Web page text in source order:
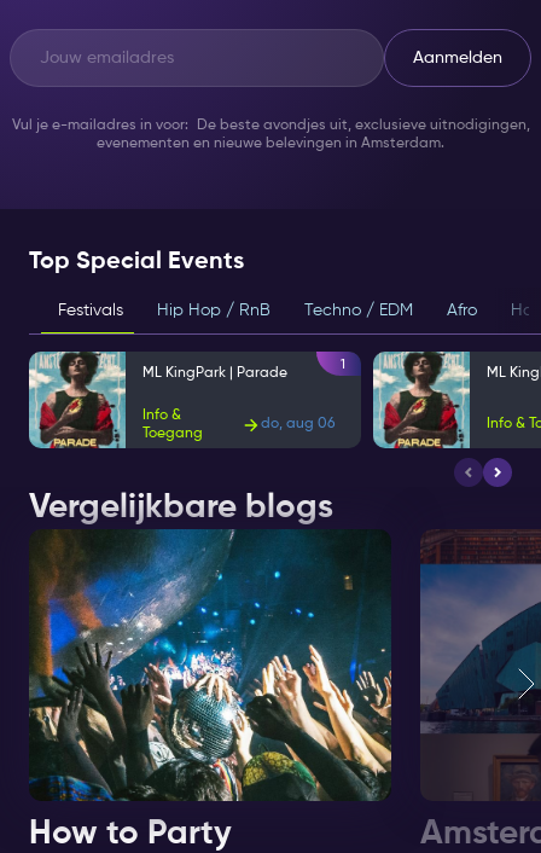
Aanmelden
Vul je e-mailadres in voor: De beste avondjes uit, exclusieve uitnodigingen,
evenementen en nieuwe belevingen in Amsterdam.
Top Special Events
Festivals Hip Hop / RnB Techno / EDM Afro
ML KingPark | Parade
Info &
Toegang
do, aug 06
1
ML
Info &
Vergelijkbare blogs
How to Party